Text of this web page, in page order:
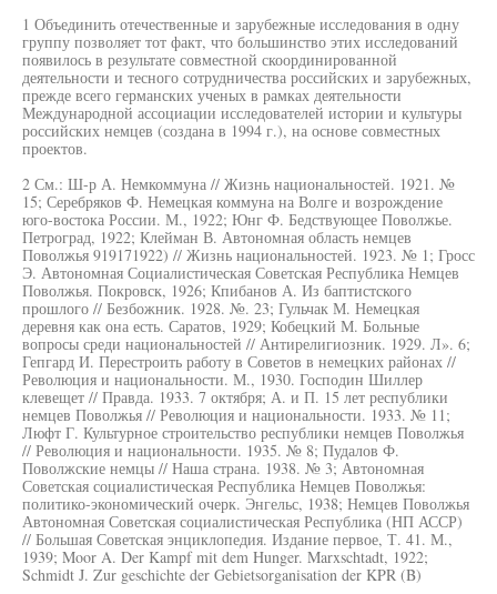
1 Объединить отечественные и зарубежные исследования в одну
группу позволяет тот факт, что большинство этих исследований
появилось в результате совместной скоординированной
деятельности и тесного сотрудничества российских и зарубежных,
прежде всего германских ученых в рамках деятельности
Международной ассоциации исследователей истории и культуры
российских немцев (создана в 1994 г.), на основе совместных
проектов.
2 См.: Ш-р А. Немкоммуна // Жизнь национальностей. 1921. №
15; Серебряков Ф. Немецкая коммуна на Волге и возрождение
юго-востока России. М., 1922; Юнг Ф. Бедствующее Поволжье.
Петроград, 1922; Клейман В. Автономная область немцев
Поволжья 919171922) // Жизнь национальностей. 1923. № 1; Гросс
Э. Автономная Социалистическая Советская Республика Немцев
Поволжья. Покровск, 1926; Кпибанов А. Из баптистского
прошлого // Безбожник. 1928. №. 23; Гульчак М. Немецкая
деревня как она есть. Саратов, 1929; Кобецкий М. Больные
вопросы среди национальностей // Антирелигиозник. 1929. Л». 6;
Гепгард И. Перестроить работу в Советов в немецких районах //
Революция и национальности. М., 1930. Господин Шиллер
клевещет // Правда. 1933. 7 октября; А. и П. 15 лет республики
немцев Поволжья // Революция и национальности. 1933. № 11;
Люфт Г. Культурное строительство республики немцев Поволжья
// Революция и национальности. 1935. № 8; Пудалов Ф.
Поволжские немцы // Наша страна. 1938. № 3; Автономная
Советская социалистическая Республика Немцев Поволжья:
политико-экономический очерк. Энгельс, 1938; Немцев Поволжья
Автономная Советская социалистическая Республика (НП АССР)
// Большая Советская энциклопедия. Издание первое, Т. 41. М.,
1939; Moor A. Der Kampf mit dem Hunger. Marxschtadt, 1922;
Schmidt J. Zur geschichte der Gebietsorganisation der KPR (B)